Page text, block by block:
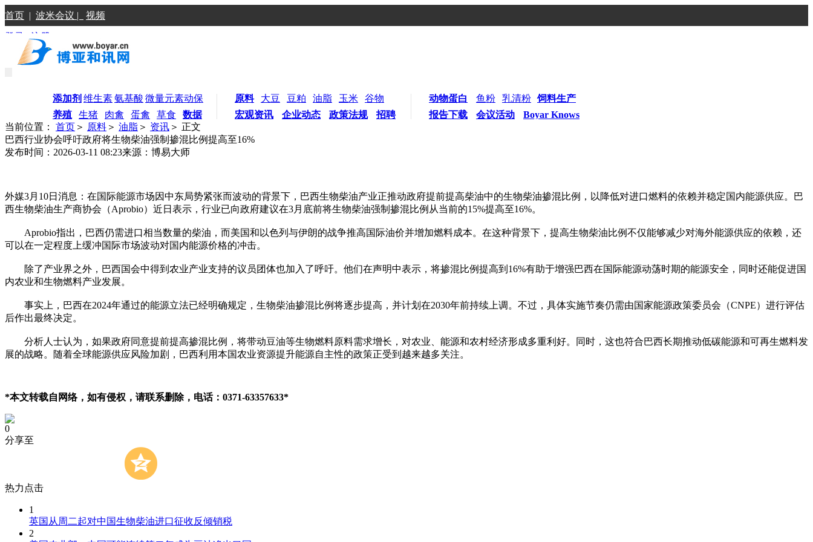
首页 | 波米会议 | 视频
登录 |注册
添加剂 维生素氨基酸 微量元素动保
养殖
生猪 肉禽 蛋禽 草食 数据
原料 大豆 豆粕 油脂 玉米
谷物
宏观资讯
企业动态 政策法规 招聘
动物蛋白 鱼粉 乳清粉 饲料生产
报告下载
会议活动
Boyar Knows
当前位置： 首页 ＞ 原料 ＞ 油脂 ＞ 资讯 ＞ 正文
巴西行业协会呼吁政府将生物柴油强制掺混比例提高至16%
发布时间：2026-03-11 08:23来源：博易大师
外媒3月10日消息：在国际能源市场因中东局势紧张而波动的背景下，巴西生物柴油产业正推动政府提前提高柴油中的生物柴油掺混比例，以降低对进口燃料的依赖并稳定国内能源供应。巴
西生物柴油生产商协会（Aprobio）近日表示，行业已向政府建议在3月底前将生物柴油强制掺混比例从当前的15%提高至16%。
Aprobio指出，巴西仍需进口相当数量的柴油，而美国和以色列与伊朗的战争推高国际油价并增加燃料成本。在这种背景下，提高生物柴油比例不仅能够减少对海外能源供应的依赖，还
可以在一定程度上缓冲国际市场波动对国内能源价格的冲击。
除了产业界之外，巴西国会中得到农业产业支持的议员团体也加入了呼吁。他们在声明中表示，将掺混比例提高到16%有助于增强巴西在国际能源动荡时期的能源安全，同时还能促进国
内农业和生物燃料产业发展。
事实上，巴西在2024年通过的能源立法已经明确规定，生物柴油掺混比例将逐步提高，并计划在2030年前持续上调。不过，具体实施节奏仍需由国家能源政策委员会（CNPE）进行评估
后作出最终决定。
分析人士认为，如果政府同意提前提高掺混比例，将带动豆油等生物燃料原料需求增长，对农业、能源和农村经济形成多重利好。同时，这也符合巴西长期推动低碳能源和可再生燃料发
展的战略。随着全球能源供应风险加剧，巴西利用本国农业资源提升能源自主性的政策正受到越来越多关注。
*本文转载自网络，如有侵权，请联系删除，电话：0371-63357633*
0
分享至
热力点击
1
英国从周二起对中国生物柴油进口征收反倾销税
2